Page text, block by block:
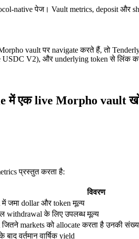
native पेज। Vault metrics, deposit और
vault पर navigate करते हैं, तो
USDC V2), और underlying token से लिंक
में एक live Morpho vault
प्रस्तुत करता है:
विवरण
में जमा dollar और token मूल्य
withdrawal के लिए उपलब्ध मूल्य
जितने markets को allocate करता है उनकी
बाद वर्तमान वार्षिक yield